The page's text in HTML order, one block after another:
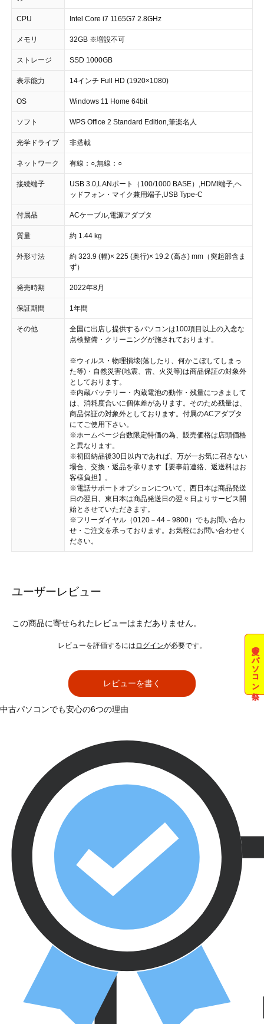
CPU Intel Core i7 1165G7 2.8GHz
メモリ 32GB ※増設不可
ストレージ SSD 1000GB
表示能力 14インチ Full HD (1920×1080)
OS Windows 11 Home 64bit
ソフト WPS Office 2 Standard Edition,筆楽名人
光学ドライブ 非搭載
ネットワーク 有線：○,無線：○
接続端子
USB 3.0,LANポート（100/1000 BASE）,HDMI端子,ヘ
ッドフォン・マイク兼用端子,USB Type-C
付属品 ACケーブル,電源アダプタ
質量 約 1.44 kg
外形寸法
約 323.9 (幅)× 225 (奥行)× 19.2 (高さ) mm（突起部含ま
ず）
発売時期 2022年8月
保証期間 1年間
その他
全国に出店し提供するパソコンは100項目以上の入念な
点検整備・クリーニングが施されております。
※ウィルス・物理損壊(落したり、何かこぼしてしまっ
た等)・自然災害(地震、雷、火災等)は商品保証の対象外
としております。
※内蔵バッテリー・内蔵電池の動作・残量につきまして
は、消耗度合いに個体差があります。そのため残量は、
商品保証の対象外としております。付属のACアダプタ
にてご使用下さい。
※ホームページ台数限定特価の為、販売価格は店頭価格
と異なります。
※初回納品後30日以内であれば、万が一お気に召さない
場合、交換・返品を承ります【要事前連絡、返送料はお
客様負担】。
※電話サポートオプションについて、西日本は商品発送
日の翌日、東日本は商品発送日の翌々日よりサービス開
始とさせていただきます。
※フリーダイヤル（0120－44－9800）でもお問い合わ
せ・ご注文を承っております。お気軽にお問い合わせく
ださい。
ユーザーレビュー
この商品に寄せられたレビューはまだありません。
レビューを評価するには ログインが必要です。
レビューを書く 夏のパソコン祭
中古パソコンでも安心の6つの理由